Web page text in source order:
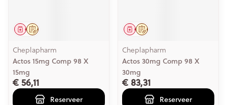
Op voorschrift
Geneesmiddel
Cheplapharm
Actos 15mg Comp 98 X
15mg
€ 56,11
Reserveer
Op voorschrift
Geneesmiddel
Cheplapharm
Actos 30mg Comp 98 X
30mg
€ 83,31
Reserveer